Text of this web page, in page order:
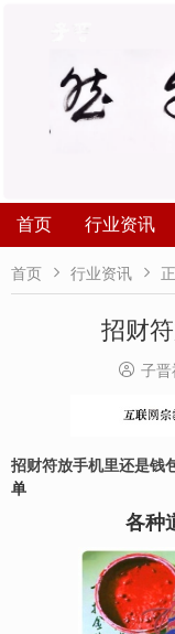
首页 行业资讯
首页  行业资讯 
招财
 子
招财符放手机里还是钱
单
各种